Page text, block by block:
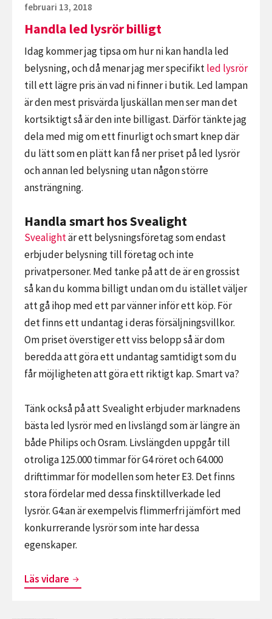
Publicerat
februari 13, 2018
Handla led lysrör billigt
Idag kommer jag tipsa om hur ni kan handla led
belysning, och då menar jag mer specifiktled lysrör
till ett lägre pris än vad ni finner i butik. Led lampan
är den mest prisvärda ljuskällan men ser man det
kortsiktigt så är den inte billigast. Därför tänkte jag
dela med mig om ett finurligt och smart knep där
du lätt som en plätt kan få ner priset på led lysrör
och annan led belysning utan någon större
ansträngning.
Handla smart hos Svealight
Svealightär ett belysningsföretag som endast
erbjuder belysning till företag och inte
privatpersoner. Med tanke på att de är en grossist
så kan du komma billigt undan om du istället väljer
att gå ihop med ett par vänner inför ett köp. För
det finns ett undantag i deras försäljningsvillkor.
Om priset överstiger ett viss belopp så är dom
beredda att göra ett undantag samtidigt som du
får möjligheten att göra ett riktigt kap. Smart va?
Tänk också på att Svealight erbjuder marknadens
bästa led lysrör med en livslängd som är längre än
både Philips och Osram. Livslängden uppgår till
otroliga 125.000 timmar för G4 röret och 64.000
drifttimmar för modellen som heter E3. Det finns
stora fördelar med dessa finsktillverkade led
lysrör. G4:an är exempelvis flimmerfri jämfört med
konkurrerande lysrör som inte har dessa
egenskaper.
Läs vidare Handla